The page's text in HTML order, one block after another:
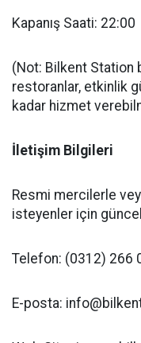
Kapanış Saati: 22:00
(Not: Bilkent Station
restoranlar, etkinlik
kadar hizmet
İletişim Bilgileri
Resmi mercilerle
isteyenler için
Telefon: (0312) 266
E-posta: